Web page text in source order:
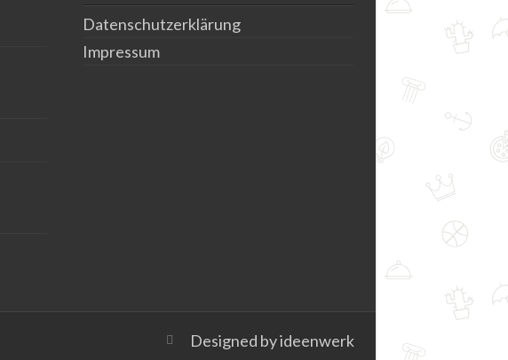
Datenschutzerklärung
Impressum
Designed byideenwerk